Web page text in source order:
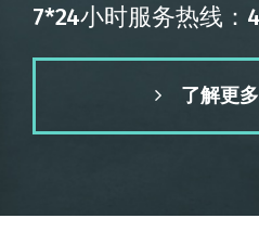
7*24小时服务热线：
了解更